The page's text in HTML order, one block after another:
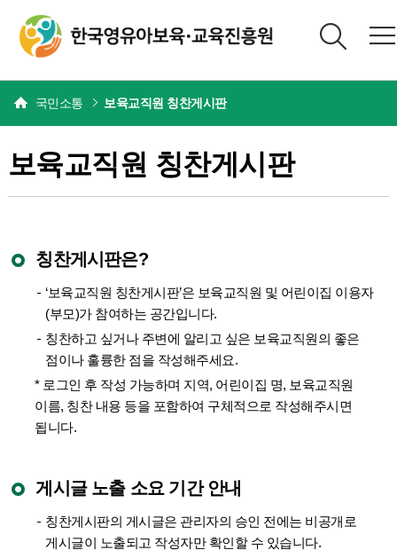
국민소통 보육교직원 칭찬게시판
보육교직원 칭찬게시판
칭찬게시판은?
‘보육교직원 칭찬게시판’은 보육교직원 및 어린이집 이용자
(부모)가 참여하는 공간입니다.
칭찬하고 싶거나 주변에 알리고 싶은 보육교직원의 좋은
점이나 훌륭한 점을 작성해주세요.
* 로그인 후 작성 가능하며 지역, 어린이집 명, 보육교직원
이름, 칭찬 내용 등을 포함하여 구체적으로 작성해주시면
됩니다.
게시글 노출 소요 기간 안내
칭찬게시판의 게시글은 관리자의 승인 전에는 비공개로
게시글이 노출되고 작성자만 확인할 수 있습니다.